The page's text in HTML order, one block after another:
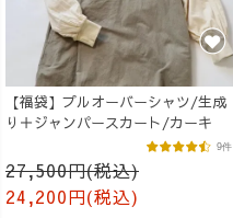
【福袋】プルオーバーシャツ/生成
り＋ジャンパースカート/カーキ
27,500円(税込)
24,200円(税込)
9件